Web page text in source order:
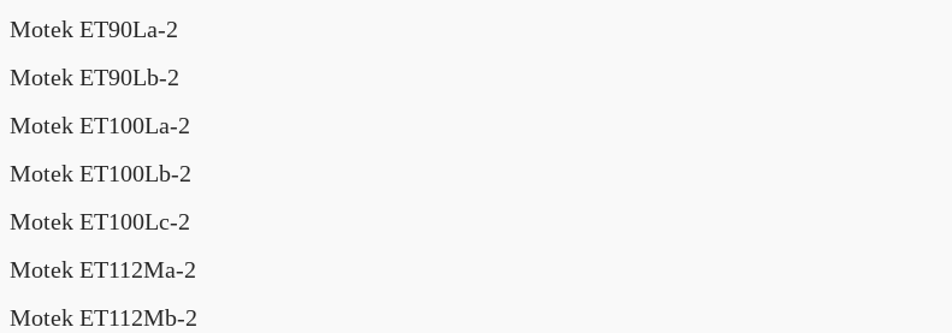
Motek ET90La-2
Motek ET90Lb-2
Motek ET100La-2
Motek ET100Lb-2
Motek ET100Lc-2
Motek ET112Ma-2
Motek ET112Mb-2